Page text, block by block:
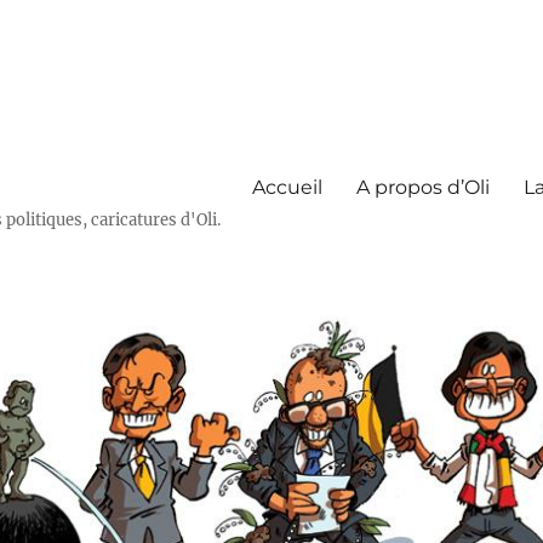
caricatures d'Oli.
Accueil A propos d’Oli